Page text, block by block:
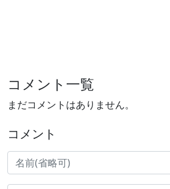
コメント一覧
まだコメントはありません。
コメント